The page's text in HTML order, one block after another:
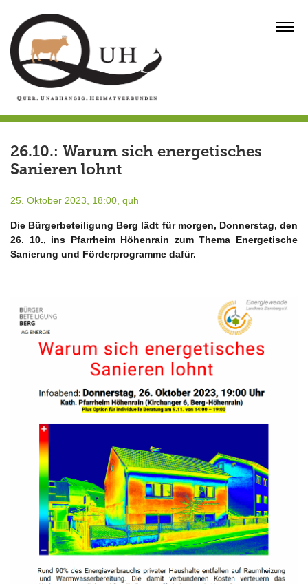
content
26.10.: Warum sich energetisches
Sanieren lohnt
25. Oktober 2023, 18:00, quh
Die Bürgerbeteiligung Berg lädt für morgen, Donnerstag, den
26. 10., ins Pfarrheim Höhenrain zum Thema Energetische
Sanierung und Förderprogramme dafür.